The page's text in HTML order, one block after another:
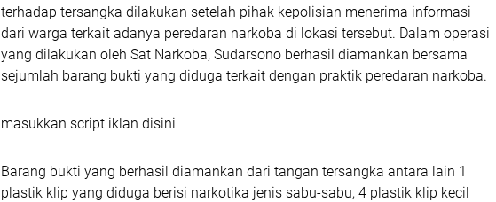
terhadap tersangka dilakukan setelah pihak kepolisian menerima informasi
dari warga terkait adanya peredaran narkoba di lokasi tersebut. Dalam operasi
yang dilakukan oleh Sat Narkoba, Sudarsono berhasil diamankan bersama
sejumlah barang bukti yang diduga terkait dengan praktik peredaran narkoba.
masukkan script iklan disini
Barang bukti yang berhasil diamankan dari tangan tersangka antara lain 1
plastik klip yang diduga berisi narkotika jenis sabu-sabu, 4 plastik klip kecil